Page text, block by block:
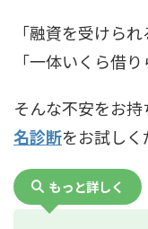
「融資を受けら
「一体いくら借
そんな不安をお
名診断をお試しく
もっと詳しく